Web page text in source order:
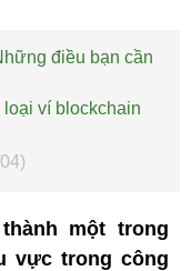
điều bạn cần
ví blockchain
một trong
vực trong công